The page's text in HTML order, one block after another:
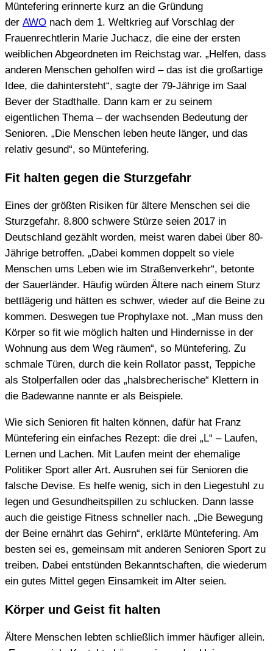
Müntefering erinnerte kurz an die Gründung
der AWO nach dem 1. Weltkrieg auf Vorschlag der
Frauenrechtlerin Marie Juchacz, die eine der ersten
weiblichen Abgeordneten im Reichstag war. „Helfen, dass
anderen Menschen geholfen wird – das ist die großartige
Idee, die dahintersteht“, sagte der 79-Jährige im Saal
Bever der Stadthalle. Dann kam er zu seinem
eigentlichen Thema – der wachsenden Bedeutung der
Senioren. „Die Menschen leben heute länger, und das
relativ gesund“, so Müntefering.
Fit halten gegen die Sturzgefahr
Eines der größten Risiken für ältere Menschen sei die
Sturzgefahr. 8.800 schwere Stürze seien 2017 in
Deutschland gezählt worden, meist waren dabei über 80-
Jährige betroffen. „Dabei kommen doppelt so viele
Menschen ums Leben wie im Straßenverkehr“, betonte
der Sauerländer. Häufig würden Ältere nach einem Sturz
bettlägerig und hätten es schwer, wieder auf die Beine zu
kommen. Deswegen tue Prophylaxe not. „Man muss den
Körper so fit wie möglich halten und Hindernisse in der
Wohnung aus dem Weg räumen“, so Müntefering. Zu
schmale Türen, durch die kein Rollator passt, Teppiche
als Stolperfallen oder das „halsbrecherische“ Klettern in
die Badewanne nannte er als Beispiele.
Wie sich Senioren fit halten können, dafür hat Franz
Müntefering ein einfaches Rezept: die drei „L“ – Laufen,
Lernen und Lachen. Mit Laufen meint der ehemalige
Politiker Sport aller Art. Ausruhen sei für Senioren die
falsche Devise. Es helfe wenig, sich in den Liegestuhl zu
legen und Gesundheitspillen zu schlucken. Dann lasse
auch die geistige Fitness schneller nach. „Die Bewegung
der Beine ernährt das Gehirn“, erklärte Müntefering. Am
besten sei es, gemeinsam mit anderen Senioren Sport zu
treiben. Dabei entstünden Bekanntschaften, die wiederum
ein gutes Mittel gegen Einsamkeit im Alter seien.
Körper und Geist fit halten
Ältere Menschen lebten schließlich immer häufiger allein.